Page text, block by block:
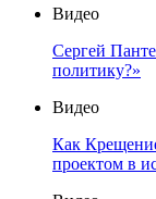
Видео
Сергей
политику?»
Видео
Как
проектом в